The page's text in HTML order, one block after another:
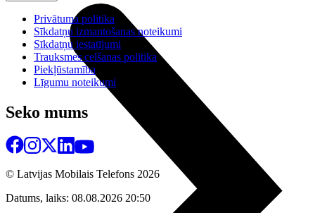
Privātuma politika
Sīkdatņu izmantošanas noteikumi
Sīkdatņu iestatījumi
Trauksmes celšanas politika
Piekļūstamība
Līgumu noteikumi
Seko mums
© Latvijas Mobilais Telefons 2026
Datums, laiks: 08.08.2026 20:50